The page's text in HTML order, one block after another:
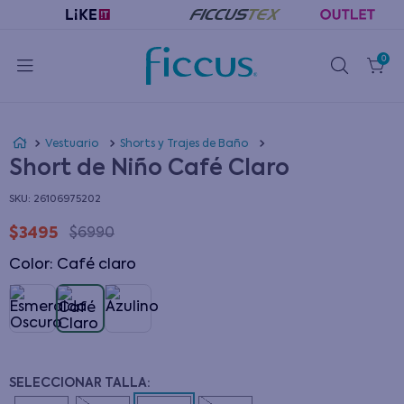
0
Vestuario Shorts y Trajes de Baño
Short de Niño Café Claro
: 26106975202
$3495 $6990
Color: café claro